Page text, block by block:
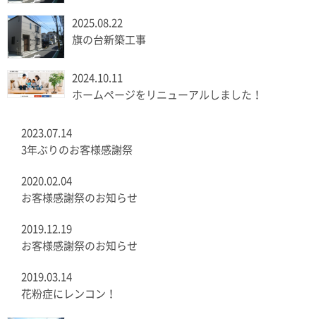
2025.08.22
旗の台新築工事
2024.10.11
ホームページをリニューアルしました！
2023.07.14
3年ぶりのお客様感謝祭
2020.02.04
お客様感謝祭のお知らせ
2019.12.19
お客様感謝祭のお知らせ
2019.03.14
花粉症にレンコン！